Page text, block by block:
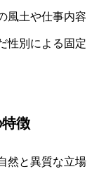
風土や仕事内容
性別による固定
徴
然と異質な立場